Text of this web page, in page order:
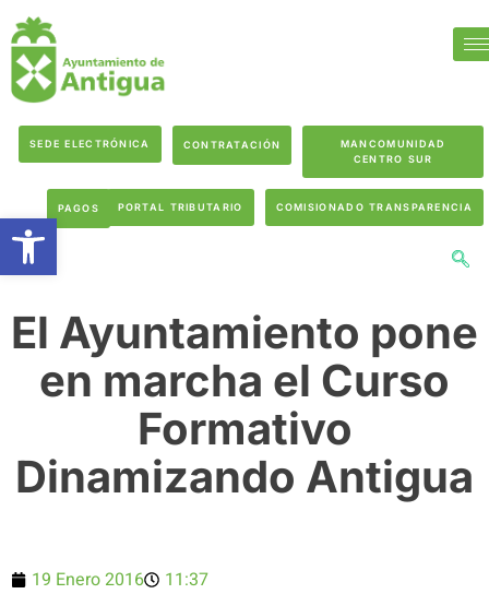
SEDE ELECTRÓNICA CONTRATACIÓN
MANCOMUNIDAD
CENTRO SUR
PAGOS PORTAL TRIBUTARIO COMISIONADO TRANSPARENCIA
El Ayuntamiento pone
en marcha el Curso
Formativo
Dinamizando Antigua
19 Enero 2016 11:37
Abrir barra de herramientas